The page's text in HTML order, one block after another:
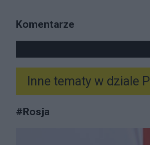
Komentarze
Inne tematy w dziale
#Rosja